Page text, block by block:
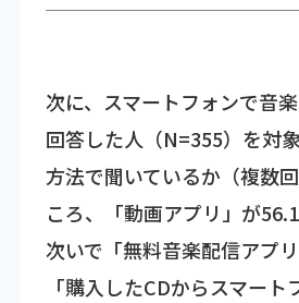
次に、スマートフォンで音
回答した人（N=355）を対
方法で聞いているか（複数
ころ、「動画アプリ」が
次いで「無料音楽配信アプリ
「購入したCDからスマー